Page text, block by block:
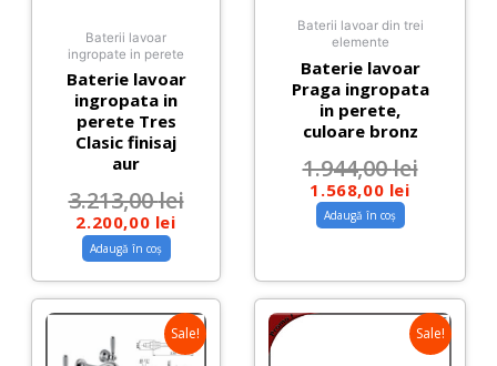
Baterii lavoar
ingropate in perete
Baterie lavoar
ingropata in
perete Tres
Clasic finisaj
aur
3.213,00lei
2.200,00 lei
Adaugă în coș
Baterii lavoar din trei
elemente
Baterie lavoar
Praga ingropata
in perete,
culoare bronz
1.944,00lei
1.568,00 lei
Adaugă în coș
Sale! Sale!